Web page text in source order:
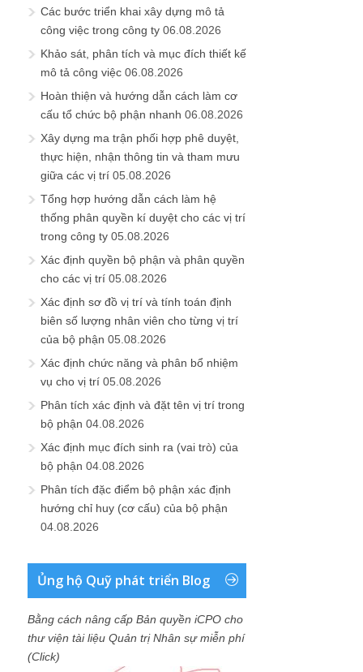
Các bước triển khai xây dựng mô tả
công việc trong công ty 06.08.2026
Khảo sát, phân tích và mục đích thiết kế
mô tả công việc 06.08.2026
Hoàn thiện và hướng dẫn cách làm cơ
cấu tổ chức bộ phận nhanh 06.08.2026
Xây dựng ma trận phối hợp phê duyệt,
thực hiện, nhận thông tin và tham mưu
giữa các vị trí 05.08.2026
Tổng hợp hướng dẫn cách làm hệ
thống phân quyền kí duyệt cho các vị trí
trong công ty 05.08.2026
Xác định quyền bộ phận và phân quyền
cho các vị trí 05.08.2026
Xác định sơ đồ vị trí và tính toán định
biên số lượng nhân viên cho từng vị trí
của bộ phận 05.08.2026
Xác định chức năng và phân bổ nhiệm
vụ cho vị trí 05.08.2026
Phân tích xác định và đặt tên vị trí trong
bộ phận 04.08.2026
Xác định mục đích sinh ra (vai trò) của
bộ phận 04.08.2026
Phân tích đặc điểm bộ phận xác định
hướng chỉ huy (cơ cấu) của bộ phận
04.08.2026
Ủng hộ Quỹ phát triển Blog
Bằng cách nâng cấp Bản quyền iCPO cho
thư viện tài liệu Quản trị Nhân sự miễn phí
(Click)